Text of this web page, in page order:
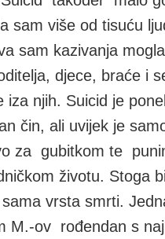
sam više od tisuću
sam kazivanja
djece, braće i
njih. Suicid je
čin, ali uvijek je
za gubitkom te
životu. Stoga
vrsta smrti.
M.-ov rođendan s